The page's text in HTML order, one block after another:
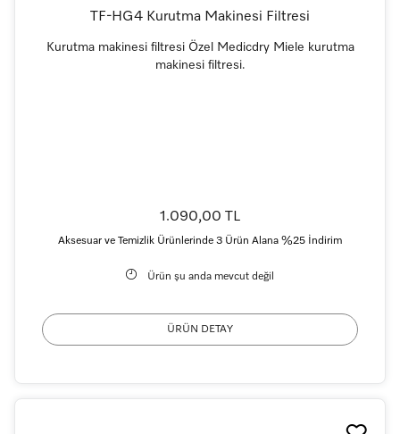
TF-HG4 Kurutma Makinesi Filtresi
Kurutma makinesi filtresi Özel Medicdry Miele kurutma
makinesi filtresi.
1.090,00 TL
Aksesuar ve Temizlik Ürünlerinde 3 Ürün Alana %25 İndirim
Ürün şu anda mevcut değil
ÜRÜN DETAY